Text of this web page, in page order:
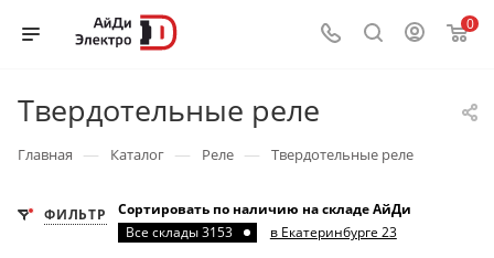
0
Твердотельные реле
Главная — Каталог — Реле — Твердотельные реле
ФИЛЬТР
Сортировать по наличию на складе АйДи
Все склады 3153
в Екатеринбурге 23